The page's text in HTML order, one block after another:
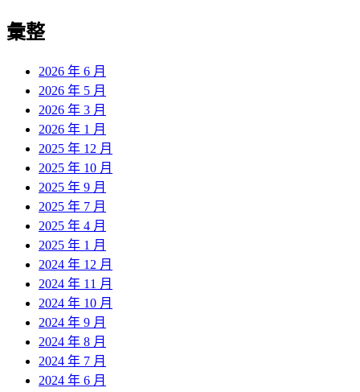
彙整
2026 年 6 月
2026 年 5 月
2026 年 3 月
2026 年 1 月
2025 年 12 月
2025 年 10 月
2025 年 9 月
2025 年 7 月
2025 年 4 月
2025 年 1 月
2024 年 12 月
2024 年 11 月
2024 年 10 月
2024 年 9 月
2024 年 8 月
2024 年 7 月
2024 年 6 月